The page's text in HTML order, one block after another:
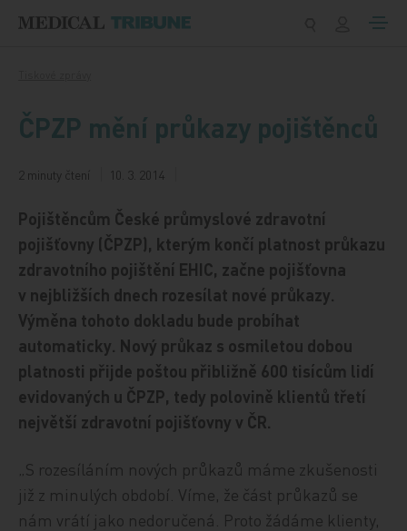
ČPZP mění průkazy pojištěnců
2 minuty čtení 10. 3. 2014
Pojištěncům České průmyslové zdravotní
pojišťovny (ČPZP), kterým končí platnost průkazu
zdravotního pojištění EHIC, začne pojišťovna
v nejbližších dnech rozesílat nové průkazy.
Výměna tohoto dokladu bude probíhat
automaticky. Nový průkaz s osmiletou dobou
platnosti přijde poštou přibližně 600 tisícům lidí
evidovaných u ČPZP, tedy polovině klientů třetí
největší zdravotní pojišťovny v ČR.
„S rozesíláním nových průkazů máme zkušenosti
již z minulých období. Víme, že část průkazů se
nám vrátí jako nedoručená. Proto žádáme klienty,